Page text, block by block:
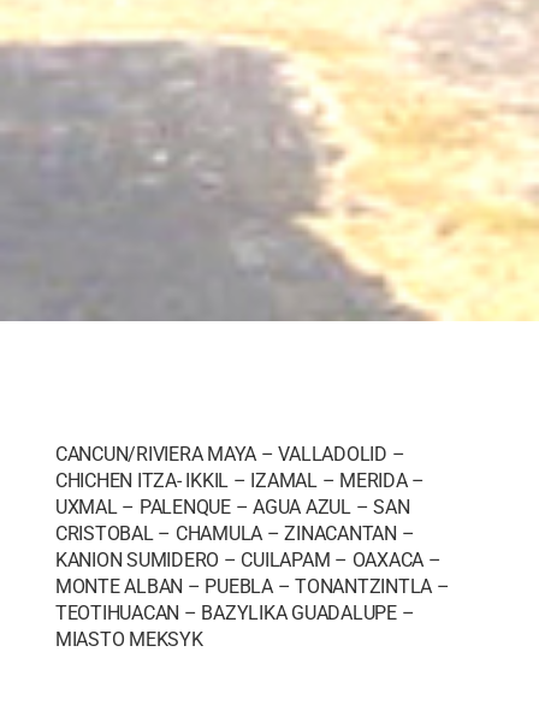
CANCUN/RIVIERA MAYA – VALLADOLID –
CHICHEN ITZA- IKKIL – IZAMAL – MERIDA –
UXMAL – PALENQUE – AGUA AZUL – SAN
CRISTOBAL – CHAMULA – ZINACANTAN –
KANION SUMIDERO – CUILAPAM – OAXACA –
MONTE ALBAN – PUEBLA – TONANTZINTLA –
TEOTIHUACAN – BAZYLIKA GUADALUPE –
MIASTO MEKSYK